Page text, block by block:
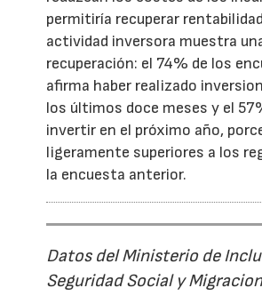
permitiría recuperar
actividad inversora muestra
recuperación: el 74% de los
afirma haber realizado
los últimos doce meses y el
invertir en el próximo año,
ligeramente superiores a los
la encuesta anterior.
Datos del Ministerio de
Seguridad Social y